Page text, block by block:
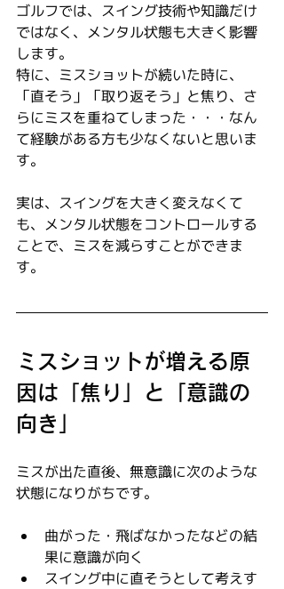
ゴルフでは、スイング技術や知識だけ
ではなく、メンタル状態も大きく影響
します。
特に、ミスショットが続いた時に、
「直そう」「取り返そう」と焦り、さ
らにミスを重ねてしまった・・・なん
て経験がある方も少なくないと思いま
す。
実は、スイングを大きく変えなくて
も、メンタル状態をコントロールする
ことで、ミスを減らすことができま
す。
ミスショットが増える原
因は「焦り」と「意識の
向き」
ミスが出た直後、無意識に次のような
状態になりがちです。
曲がった・飛ばなかったなどの結
果に意識が向く
スイング中に直そうとして考えす